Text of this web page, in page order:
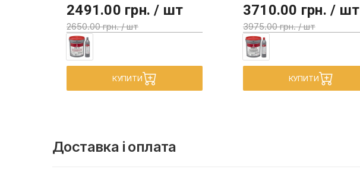
2491.00 грн. / шт
2650.00 грн. / шт
КУПИТИ
3710.00 грн. / шт
3975.00 грн. / шт
КУПИТИ
Доставка і оплата